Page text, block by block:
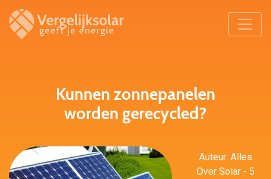
Kunnen zonnepanelen
worden gerecycled?
Auteur: Alles
Over Solar - 5